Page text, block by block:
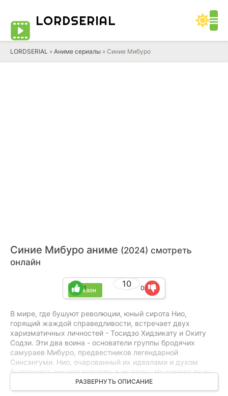
LORDSERIAL
LORDSERIAL » Аниме сериалы » Синие Мибуро
Синие Мибуро аниме (2024) смотреть
онлайн
1 сезон
10
1 0
В мире, где бушуют революции, юный сирота Нио,
горящий жаждой справедливости, встречает двух
харизматичных личностей - Тосидзо Хидзикату и Окиту
Содзи. Эти два воина - основатели группы бродячих
самураев Мибуро, предвестников легендарной
Синсэнгуми. Нио, очарованный их идеалами и духом
бунтарства, решает вступить в их ряды. Но сумеет ли он
сохранить верность своим первоначальным убеждениям,
когда его путь пересечется с предательствами,
РАЗВЕРНУТЬ ОПИСАНИЕ